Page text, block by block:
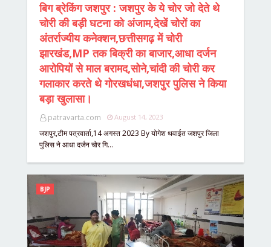
बिग ब्रेकिंग जशपुर : जशपुर के ये चोर जो देते थे
चोरी की बड़ी घटना को अंजाम,देखें चोरों का
अंतर्राज्यीय कनेक्शन,छत्तीसगढ़ में चोरी
झारखंड,MP तक बिक्री का बाजार,आधा दर्जन
आरोपियों से माल बरामद,सोने,चांदी की चोरी कर
गलाकार करते थे गोरखधंधा,जशपुर पुलिस ने किया
बड़ा खुलासा।
patravarta.com August 14, 2023
जशपुर,टीम पत्रवार्ता,14 अगस्त 2023 By योगेश थवाईत जशपुर जिला
पुलिस ने आधा दर्जन चोर गि…
BJP